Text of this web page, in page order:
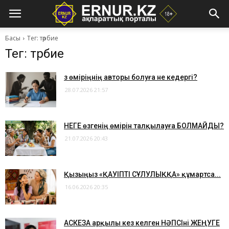
Басы Тег: тәрбие
Тег: тәрбие
​Өз өміріңнің авторы болуға не кедергі?
28.07.2026 21:57
​НЕГЕ өзгенің өмірін талқылауға БОЛМАЙДЫ?
21.07.2026 20:43
Қызыңыз «ҚАУІПТІ СҰЛУЛЫҚҚА» құмартса...
16.06.2026 20:35
АСКЕЗА арқылы кез келген НӘПСІні ЖЕҢУГЕ